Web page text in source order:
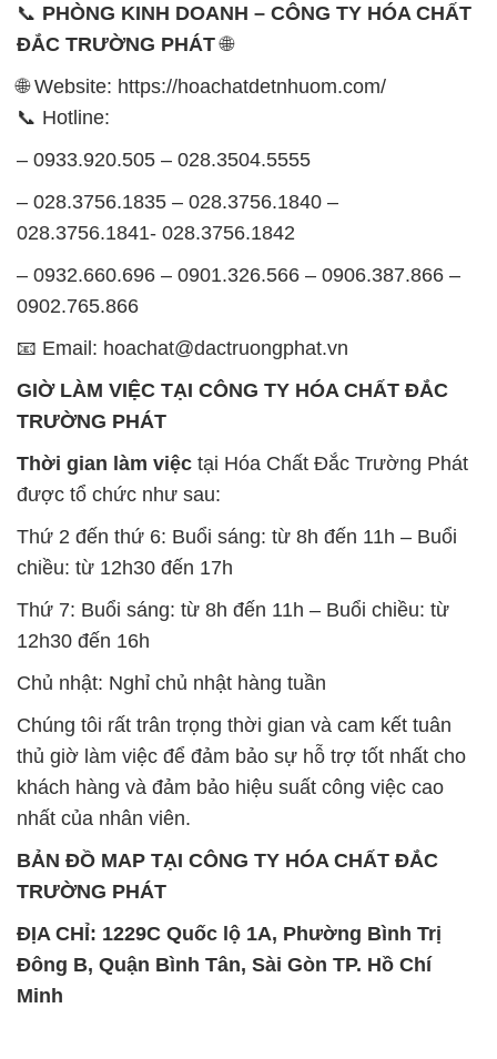
📞 PHÒNG KINH DOANH – CÔNG TY HÓA CHẤT
ĐẮC TRƯỜNG PHÁT🌐
🌐 Website: https://hoachatdetnhuom.com/
📞 Hotline:
– 0933.920.505 – 028.3504.5555
– 028.3756.1835 – 028.3756.1840 –
028.3756.1841- 028.3756.1842
– 0932.660.696 – 0901.326.566 – 0906.387.866 –
0902.765.866
📧 Email: hoachat@dactruongphat.vn
GIỜ LÀM VIỆC TẠI CÔNG TY HÓA CHẤT ĐẮC
TRƯỜNG PHÁT
Thời gian làm việc tại Hóa Chất Đắc Trường Phát
được tổ chức như sau:
Thứ 2 đến thứ 6: Buổi sáng: từ 8h đến 11h – Buổi
chiều: từ 12h30 đến 17h
Thứ 7: Buổi sáng: từ 8h đến 11h – Buổi chiều: từ
12h30 đến 16h
Chủ nhật: Nghỉ chủ nhật hàng tuần
Chúng tôi rất trân trọng thời gian và cam kết tuân
thủ giờ làm việc để đảm bảo sự hỗ trợ tốt nhất cho
khách hàng và đảm bảo hiệu suất công việc cao
nhất của nhân viên.
BẢN ĐỒ MAP TẠI CÔNG TY HÓA CHẤT ĐẮC
TRƯỜNG PHÁT
ĐỊA CHỈ: 1229C Quốc lộ 1A, Phường Bình Trị
Đông B, Quận Bình Tân, Sài Gòn TP. Hồ Chí
Minh